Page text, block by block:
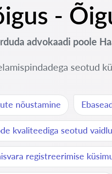
-
advokaadi poole
seotud
nõustamine
kvaliteediga seotud
registreerimise